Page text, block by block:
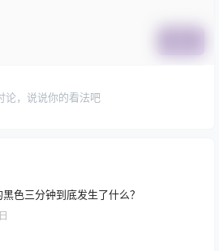
论，说说你的看法吧
色三分钟到底发生了什么？